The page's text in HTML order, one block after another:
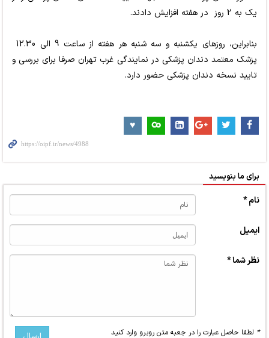
یک به 2 روز در هفته افزایش دادند.
بنابراین، روزهای یکشنبه و سه شنبه هر هفته از ساعت 9 الی 12.30
پزشک معتمد دندان پزشکی در نمایندگی غرب تهران صرفا برای بررسی و
تایید نسخه دندان پزشکی حضور دارد.
برای ما بنویسید
نام *
ایمیل
نظر شما *
* لطفا حاصل عبارت را در جعبه متن روبرو وارد کنید